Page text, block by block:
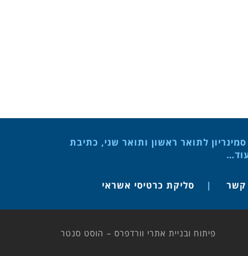
לתואר ראשון ותואר שני, כתיבת
קשר סליקת כרטיסי אשראי
פיתוח ובניית אתרי וורדפרס – הוסט סנטר